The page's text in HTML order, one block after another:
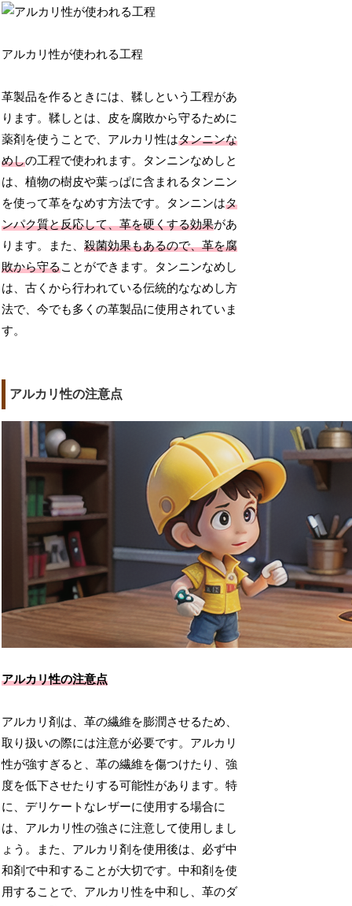
アルカリ性が使われる工程
革製品を作るときには、鞣しという工程があ
ります。鞣しとは、皮を腐敗から守るために
薬剤を使うことで、アルカリ性はタンニンな
めしの工程で使われます。タンニンなめしと
は、植物の樹皮や葉っぱに含まれるタンニン
を使って革をなめす方法です。タンニンはタ
ンパク質と反応して、革を硬くする効果があ
ります。また、殺菌効果もあるので、革を腐
敗から守ることができます。タンニンなめし
は、古くから行われている伝統的ななめし方
法で、今でも多くの革製品に使用されていま
す。
アルカリ性の注意点
アルカリ性の注意点
アルカリ剤は、革の繊維を膨潤させるため、
取り扱いの際には注意が必要です。アルカリ
性が強すぎると、革の繊維を傷つけたり、強
度を低下させたりする可能性があります。特
に、デリケートなレザーに使用する場合に
は、アルカリ性の強さに注意して使用しまし
ょう。また、アルカリ剤を使用後は、必ず中
和剤で中和することが大切です。中和剤を使
用することで、アルカリ性を中和し、革のダ